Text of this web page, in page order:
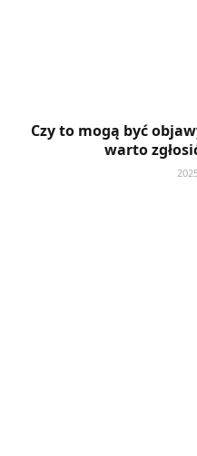
Czy to mogą być
warto